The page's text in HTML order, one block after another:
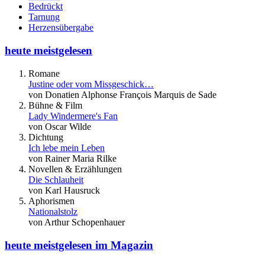
Bedrückt
Tarnung
Herzensübergabe
heute meistgelesen
Romane
Justine oder vom Missgeschick…
von Donatien Alphonse François Marquis de Sade
Bühne & Film
Lady Windermere's Fan
von Oscar Wilde
Dichtung
Ich lebe mein Leben
von Rainer Maria Rilke
Novellen & Erzählungen
Die Schlauheit
von Karl Hausruck
Aphorismen
Nationalstolz
von Arthur Schopenhauer
heute meistgelesen im Magazin